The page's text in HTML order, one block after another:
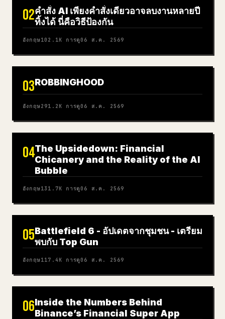
02คำสั่ง AI เพียงคำสั่งเดียวอาจลบงานหลายปี
ทิ้งได้ นี่คือวิธีป้องกัน
อังกฤษ102.1K การดู06 ส.ค. 2569
03ROBBINGHOOD
อังกฤษ291.2K การดู06 ส.ค. 2569
04The Upsidedown: Financial
Chicanery and the Reality of the AI
Bubble
อังกฤษ131.7K การดู06 ส.ค. 2569
05Battlefield 6 - อัปเดตจากชุมชน - เตรียม
พบกับ Top Gun
อังกฤษ117.4K การดู06 ส.ค. 2569
06Inside the Numbers Behind
Binance’s Financial Super App